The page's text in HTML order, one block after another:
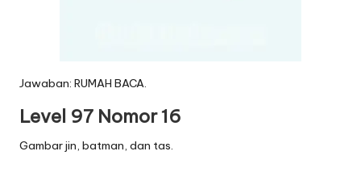
Jawaban: RUMAH BACA.
Level 97 Nomor 16
Gambar jin, batman, dan tas.